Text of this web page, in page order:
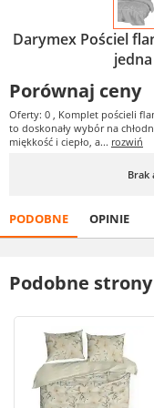
Darymex Pościel
Porównaj ceny
Oferty: 0 , Komplet pościeli
to doskonały wybór na
miękkość i ciepło, a... rozwiń
Brak
PODOBNE OPINIE
Podobne strony